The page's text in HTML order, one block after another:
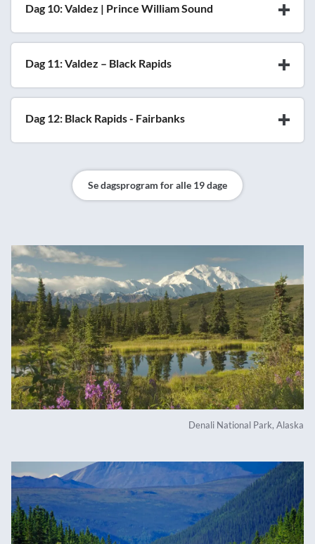
Dag 10: Valdez | Prince William Sound
Dag 11: Valdez – Black Rapids
Dag 12: Black Rapids - Fairbanks
Se dagsprogram for alle 19 dage
Denali National Park, Alaska